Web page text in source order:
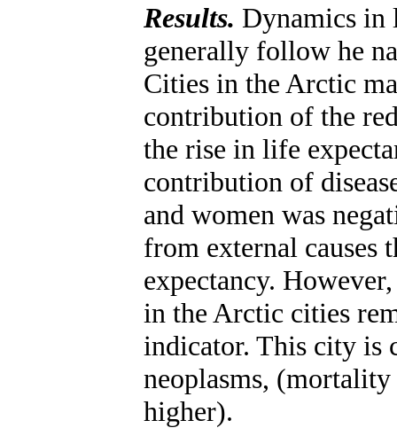
Results. Dynamics in
generally follow he
Cities in the Arctic
contribution of the
the rise in life
contribution of
and women was
from external causes
expectancy.
in the Arctic cities
indicator. This city is
neoplasms,
higher).